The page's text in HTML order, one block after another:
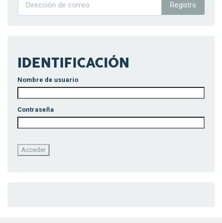
Registro
IDENTIFICACIÓN
Nombre de usuario
Contraseña